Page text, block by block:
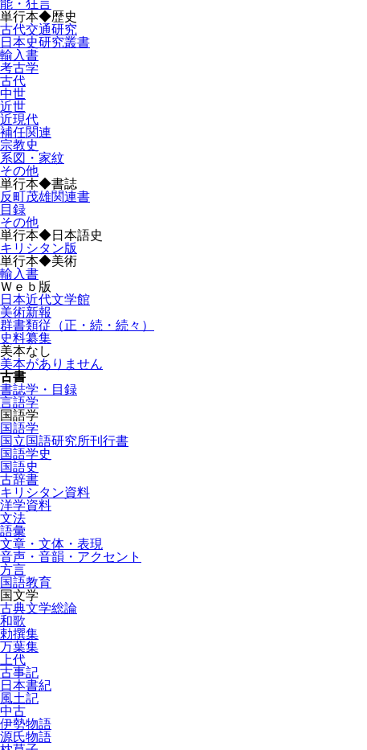
能・狂言
単行本◆歴史
古代交通研究
日本史研究叢書
輸入書
考古学
古代
中世
近世
近現代
補任関連
宗教史
系図・家紋
その他
単行本◆書誌
反町茂雄関連書
目録
その他
単行本◆日本語史
キリシタン版
単行本◆美術
輸入書
Ｗｅｂ版
日本近代文学館
美術新報
群書類従（正・続・続々）
史料纂集
美本なし
美本がありません
古書
書誌学・目録
言語学
国語学
国語学
国立国語研究所刊行書
国語学史
国語史
古辞書
キリシタン資料
洋学資料
文法
語彙
文章・文体・表現
音声・音韻・アクセント
方言
国語教育
国文学
古典文学総論
和歌
勅撰集
万葉集
上代
古事記
日本書紀
風土記
中古
伊勢物語
源氏物語